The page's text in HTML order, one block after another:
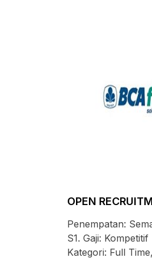
OPEN
Penempatan:
S1. Gaji:
Kategori: Full